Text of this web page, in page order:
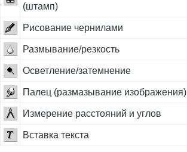
(штамп)
Рисование чернилами
Размывание/резкость
Осветление/затемнение
Палец (размазывание изображения)
Измерение расстояний и углов
Вставка текста